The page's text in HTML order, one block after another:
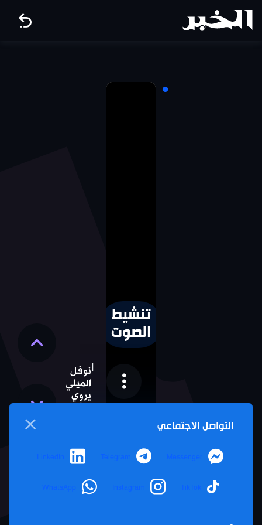
تنشيط
الصوت
نوفل
الميلي
يروي
المؤرخ
ستورا
ماكرون
على
منظمة
التواصل الاجتماعي
Messenger
Telegram
LinkedIn
TikTok
Instagram
WhatsApp